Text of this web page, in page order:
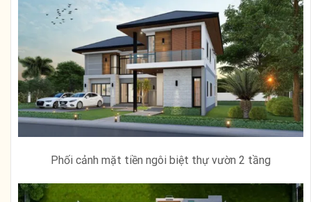
Phối cảnh mặt tiền ngôi biệt thự vườn 2 tầng